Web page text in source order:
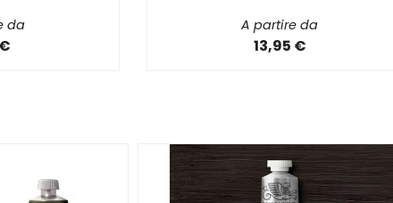
da
A partire da
13,95 €